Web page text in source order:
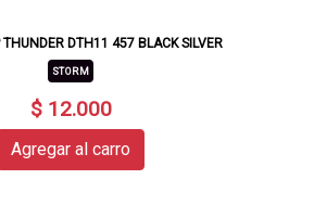
THUNDER DTH11 457 BLACK SILVER
STORM
$ 12.000
Agregar al carro